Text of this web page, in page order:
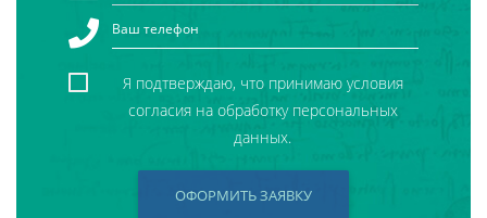
Я подтверждаю, что принимаю условия
согласия на обработку персональных
данных.
ОФОРМИТЬ ЗАЯВКУ